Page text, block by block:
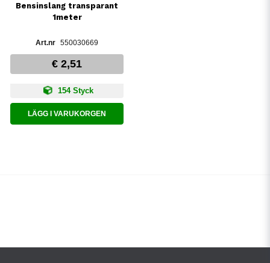
Bensinslang transparant
1meter
550030669
€ 2,51
154 Styck
LÄGG I VARUKORGEN